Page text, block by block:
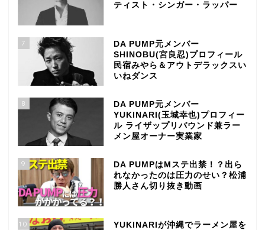
ティスト・シンガー・ラッパー
7
DA PUMP元メンバー
SHINOBU(宮良忍)プロフィール
民宿みやら＆アウトデラックスい
いねダンス
8
DA PUMP元メンバー
YUKINARI(玉城幸也)プロフィー
ル ライザップリバウンド兼ラー
メン屋オーナー実業家
9
DA PUMPはMステ出禁！？出ら
れなかったのは圧力のせい？松浦
勝人さん切り抜き動画
10
YUKINARIが沖縄でラーメン屋を